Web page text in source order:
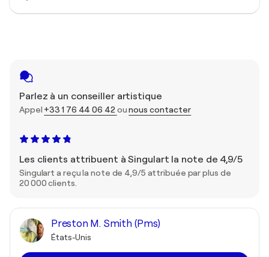
Parlez à un conseiller artistique
Appel +33 1 76 44 06 42ounous contacter
Les clients attribuent à Singulart la note de 4,9/5
Singulart a reçu la note de 4,9/5 attribuée par plus de
20 000 clients.
Preston M. Smith (Pms)
États-Unis